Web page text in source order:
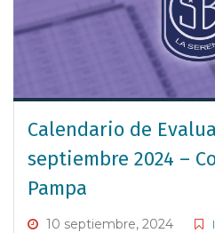
Calendario de
septiembre 2024 –
Pampa
10 septiembre, 2024